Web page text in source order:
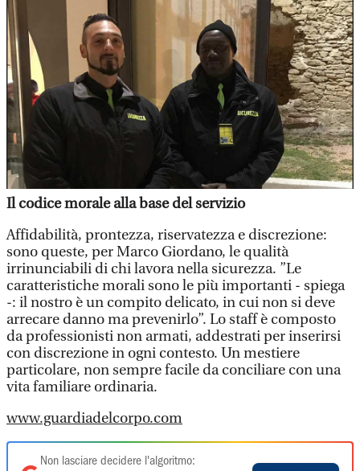
Il codice morale alla base del servizio
Affidabilità, prontezza, riservatezza e discrezione:
sono queste, per Marco Giordano, le qualità
irrinunciabili di chi lavora nella sicurezza. ”Le
caratteristiche morali sono le più importanti - spiega
-: il nostro è un compito delicato, in cui non si deve
arrecare danno ma prevenirlo”. Lo staff è composto
da professionisti non armati, addestrati per inserirsi
con discrezione in ogni contesto. Un mestiere
particolare, non sempre facile da conciliare con una
vita familiare ordinaria.
www.guardiadelcorpo.com
Non lasciare decidere l'algoritmo: